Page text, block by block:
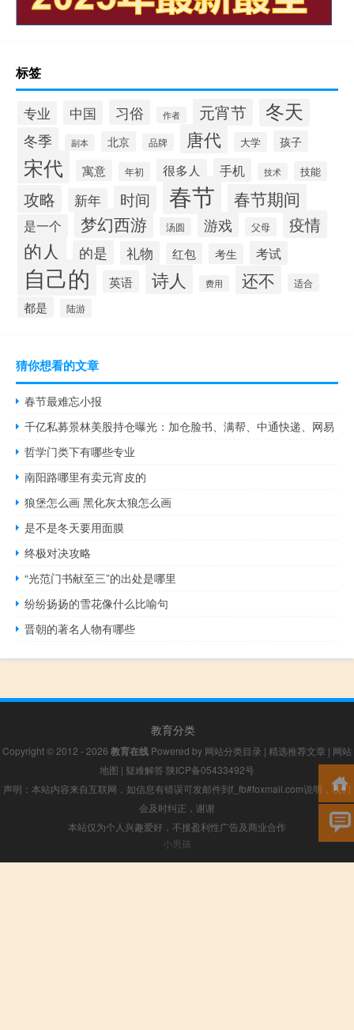
标签
专业 中国 习俗 作者 元宵节 冬天
冬季 副本 北京 品牌 唐代 大学 孩子
宋代 寓意 年初 很多人 手机 技术 技能
攻略 新年 时间 春节 春节期间
是一个 梦幻西游 汤圆 游戏 父母 疫情
的人 的是 礼物 红包 考生 考试
自己的 英语 诗人 费用 还不 适合
都是 陆游
猜你想看的文章
春节最难忘小报
千亿私募景林美股持仓曝光：加仓脸书、满帮、中通快递、网易
哲学门类下有哪些专业
南阳路哪里有卖元宵皮的
狼堡怎么画 黑化灰太狼怎么画
是不是冬天要用面膜
终极对决攻略
“光范门书献至三”的出处是哪里
纷纷扬扬的雪花像什么比喻句
晋朝的著名人物有哪些
教育分类
Copyright © 2012 - 2026 教育在线 Powered by 网站分类目录 | 精选推荐文章 | 网站
地图 | 疑难解答 陕ICP备05433492号
声明：本站内容来自互联网，如信息有错误可发邮件到f_fb#foxmail.com说明，我们
会及时纠正，谢谢
本站仅为个人兴趣爱好，不接盈利性广告及商业合作
小男孩